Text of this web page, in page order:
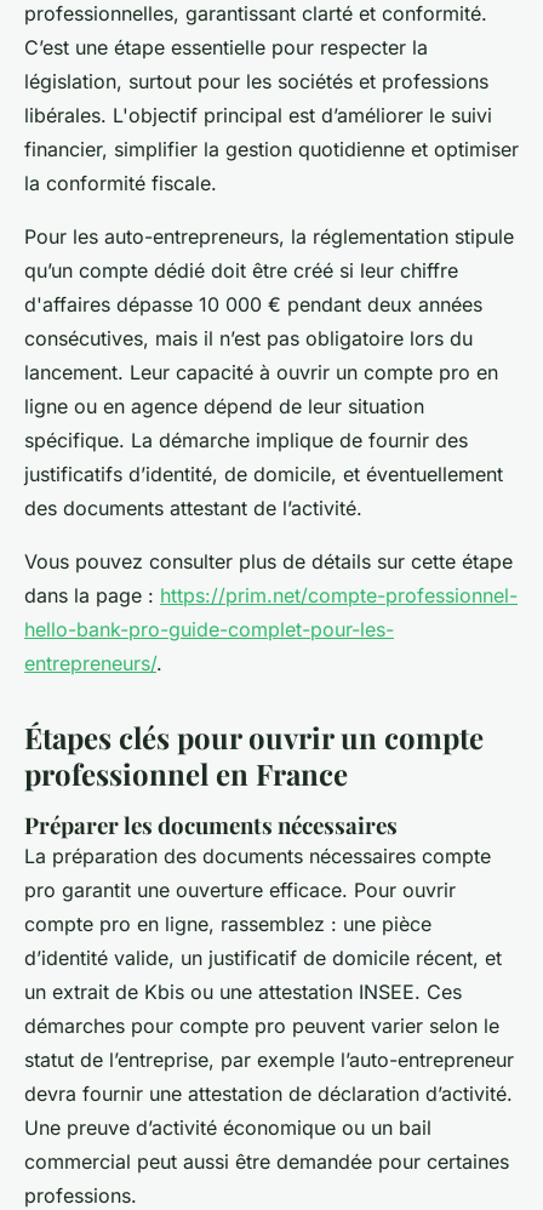
professionnelles, garantissant clarté et conformité.
C’est une étape essentielle pour respecter la
législation, surtout pour les sociétés et professions
libérales. L'objectif principal est d’améliorer le suivi
financier, simplifier la gestion quotidienne et optimiser
la conformité fiscale.
Pour les auto-entrepreneurs, la réglementation stipule
qu’un compte dédié doit être créé si leur chiffre
d'affaires dépasse 10 000 € pendant deux années
consécutives, mais il n’est pas obligatoire lors du
lancement. Leur capacité à ouvrir un compte pro en
ligne ou en agence dépend de leur situation
spécifique. La démarche implique de fournir des
justificatifs d’identité, de domicile, et éventuellement
des documents attestant de l’activité.
Vous pouvez consulter plus de détails sur cette étape
dans la page : https://prim.net/compte-professionnel-
hello-bank-pro-guide-complet-pour-les-
entrepreneurs/.
Étapes clés pour ouvrir un compte
professionnel en France
Préparer les documents nécessaires
La préparation des documents nécessaires compte
pro garantit une ouverture efficace. Pour ouvrir
compte pro en ligne, rassemblez : une pièce
d’identité valide, un justificatif de domicile récent, et
un extrait de Kbis ou une attestation INSEE. Ces
démarches pour compte pro peuvent varier selon le
statut de l’entreprise, par exemple l’auto-entrepreneur
devra fournir une attestation de déclaration d’activité.
Une preuve d’activité économique ou un bail
commercial peut aussi être demandée pour certaines
professions.